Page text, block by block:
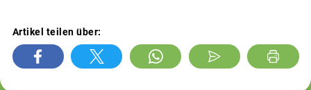
Artikel teilen über: